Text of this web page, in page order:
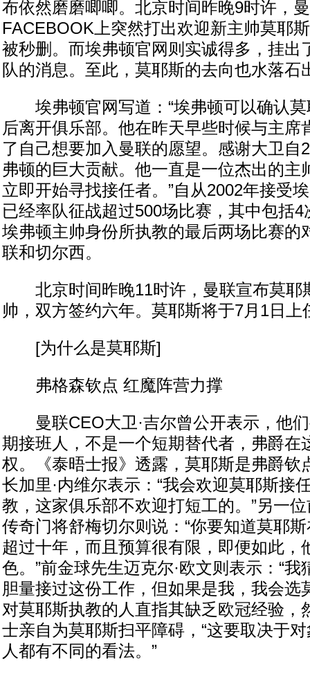
布依然磨磨唧唧。北京时间昨晚9时许，
FACEBOOK上突然打出欢迎新主帅莫耶
被秒删。而埃弗顿官网则实诚得多，挂出
队的消息。至此，莫耶斯的去向也水落石
埃弗顿官网写道：“埃弗顿可以确认莫
后离开俱乐部。他在昨天早些时候与主席
了自己想要加入曼联的愿望。感谢大卫自
弗顿的巨大贡献。他一直是一位杰出的主
立即开始寻找接任者。”自从2002年接受
已经率队征战超过500场比赛，其中包括
埃弗顿主帅身份所执教的最后两场比赛的
联和切尔西。
北京时间昨晚11时许，曼联宣布莫耶
帅，双方签约六年。莫耶斯将于7月1日上
[为什么是莫耶斯]
弗格森钦点 红魔阵营力撑
曼联CEO大卫·吉尔曾公开表示，他们
期接班人，不是一个短期替代者，弗爵在
权。《泰晤士报》透露，莫耶斯是弗爵钦
长加里·内维尔表示：“我会欢迎莫耶斯接
教，这家俱乐部不欢迎打短工的。”另一
传奇门将舒梅切尔则说：“你要知道莫耶
超过十年，而且预算很有限，即便如此，
色。”前金球先生迈克尔·欧文则表示：“
胆量接过这份工作，但如果是我，我会选
对莫耶斯执教的人直指其缺乏欧冠经验，
士亲自为莫耶斯扫平障碍，“这要取决于
人都有不同的看法。”